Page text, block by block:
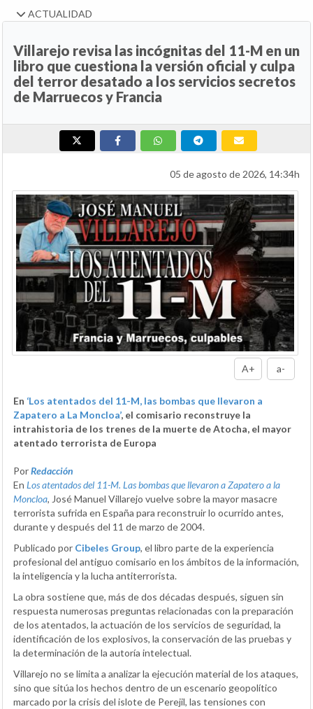
ACTUALIDAD
Villarejo revisa las incógnitas del 11-M en un
libro que cuestiona la versión oficial y culpa
del terror desatado a los servicios secretos
de Marruecos y Francia
05 de agosto de 2026, 14:34h
A+ a-
En ‘Los atentados del 11-M, las bombas que llevaron a
Zapatero a La Moncloa’, el comisario reconstruye la
intrahistoria de los trenes de la muerte de Atocha, el mayor
atentado terrorista de Europa
PorRedacción
En Los atentados del 11-M. Las bombas que llevaron a Zapatero a la
Moncloa, José Manuel Villarejo vuelve sobre la mayor masacre
terrorista sufrida en España para reconstruir lo ocurrido antes,
durante y después del 11 de marzo de 2004.
Publicado por Cibeles Group, el libro parte de la experiencia
profesional del antiguo comisario en los ámbitos de la información,
la inteligencia y la lucha antiterrorista.
La obra sostiene que, más de dos décadas después, siguen sin
respuesta numerosas preguntas relacionadas con la preparación
de los atentados, la actuación de los servicios de seguridad, la
identificación de los explosivos, la conservación de las pruebas y
la determinación de la autoría intelectual.
Villarejo no se limita a analizar la ejecución material de los ataques,
sino que sitúa los hechos dentro de un escenario geopolítico
marcado por la crisis del islote de Perejil, las tensiones con